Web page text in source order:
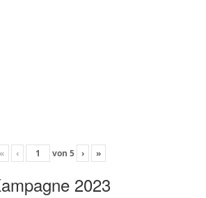
« ‹ von 5 › »
2023